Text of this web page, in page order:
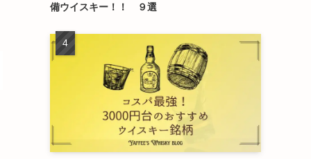
備ウイスキー！！ ９選